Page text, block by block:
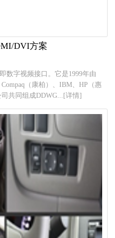
DVI方案
数字视频接口。它是1999年由
（康柏）、IBM、HP（惠
共同组成DDWG...[详情]